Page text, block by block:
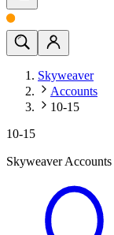
Skyweaver
Accounts
10-15
10-15
Skyweaver Accounts